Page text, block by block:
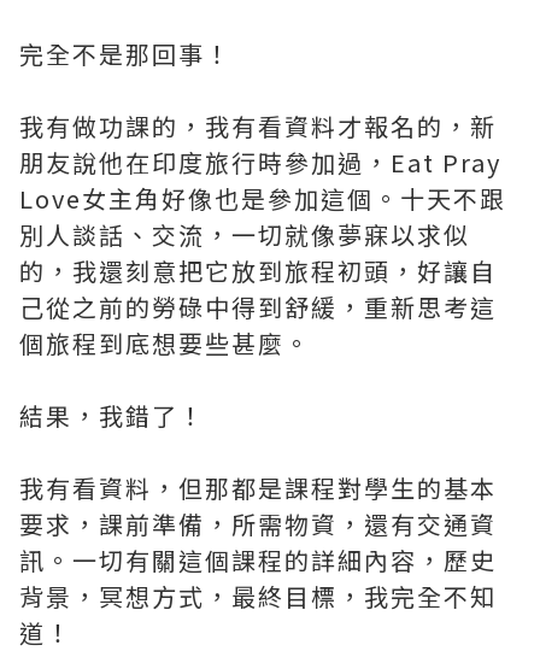
完全不是那回事！
我有做功課的，我有看資料才報名的，新
朋友說他在印度旅行時參加過，Eat Pray
Love女主角好像也是參加這個。十天不跟
別人談話、交流，一切就像夢寐以求似
的，我還刻意把它放到旅程初頭，好讓自
己從之前的勞碌中得到舒緩，重新思考這
個旅程到底想要些甚麼。
結果，我錯了！
我有看資料，但那都是課程對學生的基本
要求，課前準備，所需物資，還有交通資
訊。一切有關這個課程的詳細內容，歷史
背景，冥想方式，最終目標，我完全不知
道！